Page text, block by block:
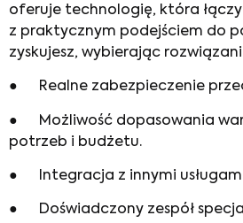
oferuje technologię, która
z praktycznym podejściem do
zyskujesz, wybierając
● Realne zabezpieczenie
● Możliwość dopasowania
potrzeb i budżetu.
● Integracja z innymi usługami
● Doświadczony zespół